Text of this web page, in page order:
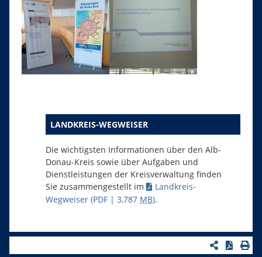
LANDKREIS-WEGWEISER
Die wichtigsten Informationen über den Alb-
Donau-Kreis sowie über Aufgaben und
Dienstleistungen der Kreisverwaltung finden
Sie zusammengestellt im
Landkreis-
Wegweiser (PDF | 3,787 MB).